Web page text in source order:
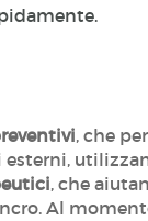
, che
esterni,
, che
Al